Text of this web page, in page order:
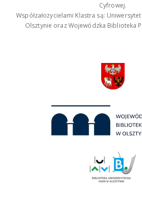
Cyfrowej.
Współzałożycielami Klastra są:
Olsztynie oraz Wojewódzka Biblioteka